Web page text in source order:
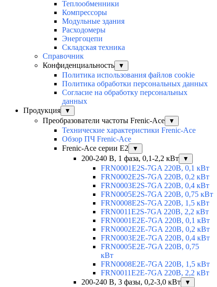
Теплообменники
Компрессоры
Модульные здания
Расходомеры
Энергоцепи
Складская техника
Справочник
Конфиденциальность
▼
Политика использования файлов cookie
Политика обработки персональных данных
Согласие на обработку персональных
данных
Продукция
▼
Преобразователи частоты Frenic-Ace ▼
Технические характеристики Frenic-Ace
Обзор ПЧ Frenic-Ace
Frenic-Ace серии E2
▼
200-240 В, 1 фаза, 0,1-2,2 кВт ▼
FRN0001E2S-7GA 220В, 0,1 кВт
FRN0002E2S-7GA 220В, 0,2 кВт
FRN0003E2S-7GA 220В, 0,4 кВт
FRN0005E2S-7GA 220В, 0,75 кВт
FRN0008E2S-7GA 220В, 1,5 кВт
FRN0011E2S-7GA 220В, 2,2 кВт
FRN0001E2E-7GA 220В, 0,1 кВт
FRN0002E2E-7GA 220В, 0,2 кВт
FRN0003E2E-7GA 220В, 0,4 кВт
FRN0005E2E-7GA 220В, 0,75
кВт
FRN0008E2E-7GA 220В, 1,5 кВт
FRN0011E2E-7GA 220В, 2,2 кВт
200-240 В, 3 фазы, 0,2-3,0 кВт
▼